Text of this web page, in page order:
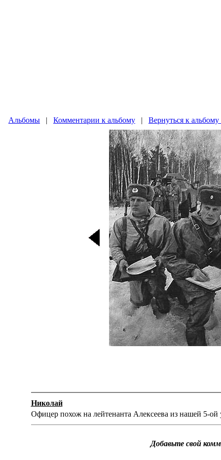
Альбомы | Комментарии к альбому | Вернуться к
Николай
Офицер похож на лейтенанта Алексеева из нашей 5-
Добавьте свой